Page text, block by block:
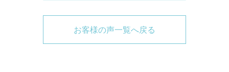
お客様の声一覧へ戻る